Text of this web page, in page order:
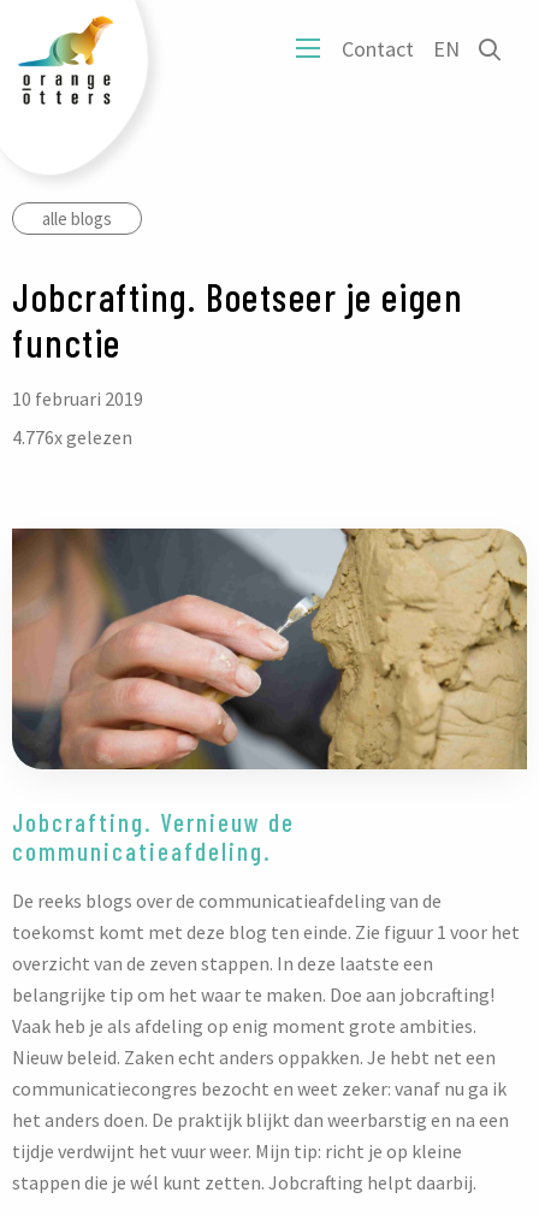
OpenContact EN
het
alle blogs
Jobcrafting. Boetseer je eigen
functie
10 februari 2019
x gelezen
4.776
Jobcrafting. Vernieuw de
communicatieafdeling.
De reeks blogs over de communicatieafdeling van de
toekomst komt met deze blog ten einde. Zie figuur 1 voor het
overzicht van de zeven stappen. In deze laatste een
belangrijke tip om het waar te maken. Doe aan jobcrafting!
Vaak heb je als afdeling op enig moment grote ambities.
Nieuw beleid. Zaken echt anders oppakken. Je hebt net een
communicatiecongres bezocht en weet zeker: vanaf nu ga ik
het anders doen. De praktijk blijkt dan weerbarstig en na een
tijdje verdwijnt het vuur weer. Mijn tip: richt je op kleine
stappen die je wél kunt zetten. Jobcrafting helpt daarbij.